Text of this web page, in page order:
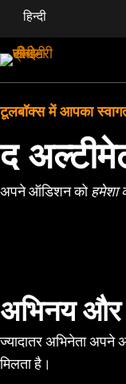
हिन्दी
टूलबॉक्स में आपका
द
अपने ऑडिशन कोहमेशा
अभिनय
ज्यादातर अभिनेता
मिलता है।